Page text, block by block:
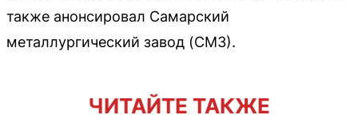
также анонсировал Самарский
металлургический завод (СМЗ).
ЧИТАЙТЕ ТАКЖЕ